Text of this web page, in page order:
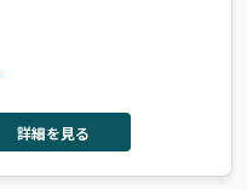
詳細を見る